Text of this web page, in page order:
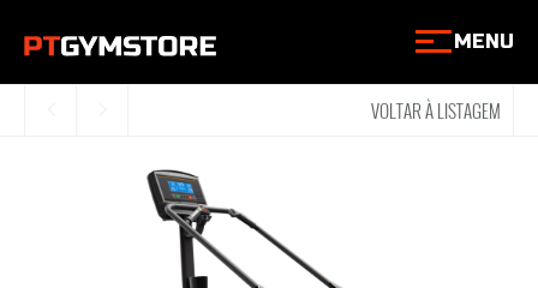
MENU
VOLTAR À LISTAGEM